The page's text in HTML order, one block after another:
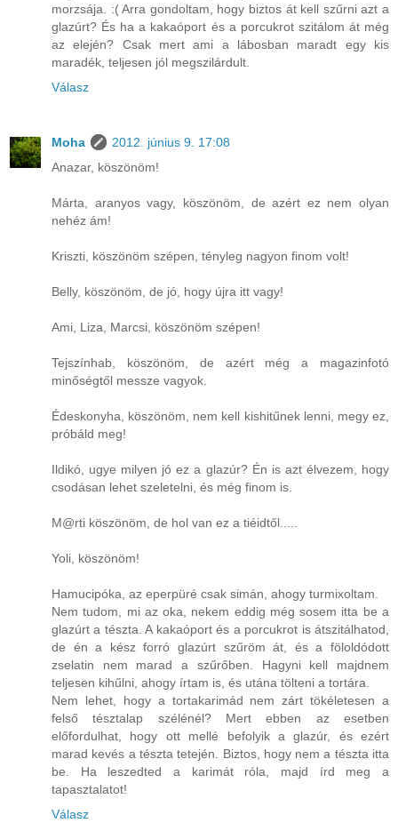
morzsája. :( Arra gondoltam, hogy biztos át kell szűrni azt a
glazúrt? És ha a kakaóport és a porcukrot szitálom át még
az elején? Csak mert ami a lábosban maradt egy kis
maradék, teljesen jól megszilárdult.
Válasz
Moha
2012. június 9. 17:08
Anazar, köszönöm!
Márta, aranyos vagy, köszönöm, de azért ez nem olyan
nehéz ám!
Kriszti, köszönöm szépen, tényleg nagyon finom volt!
Belly, köszönöm, de jó, hogy újra itt vagy!
Ami, Liza, Marcsi, köszönöm szépen!
Tejszínhab, köszönöm, de azért még a magazinfotó
minőségtől messze vagyok.
Édeskonyha, köszönöm, nem kell kishitűnek lenni, megy ez,
próbáld meg!
Ildikó, ugye milyen jó ez a glazúr? Én is azt élvezem, hogy
csodásan lehet szeletelni, és még finom is.
M@rti köszönöm, de hol van ez a tiéidtől.....
Yoli, köszönöm!
Hamucipóka, az eperpüré csak simán, ahogy turmixoltam.
Nem tudom, mi az oka, nekem eddig még sosem itta be a
glazúrt a tészta. A kakaóport és a porcukrot is átszitálhatod,
de én a kész forró glazúrt szűröm át, és a föloldódott
zselatin nem marad a szűrőben. Hagyni kell majdnem
teljesen kihűlni, ahogy írtam is, és utána tölteni a tortára.
Nem lehet, hogy a tortakarimád nem zárt tökéletesen a
felső tésztalap szélénél? Mert ebben az esetben
előfordulhat, hogy ott mellé befolyik a glazúr, és ezért
marad kevés a tészta tetején. Biztos, hogy nem a tészta itta
be. Ha leszedted a karimát róla, majd írd meg a
tapasztalatot!
Válasz